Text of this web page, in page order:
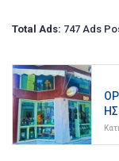
Total Ads: 747 Ads